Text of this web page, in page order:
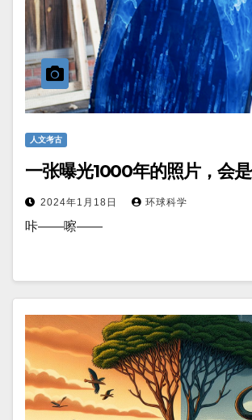
人文考古
一张曝光1000年的照片，会
2024年1月18日 环球科学
咔——嚓——